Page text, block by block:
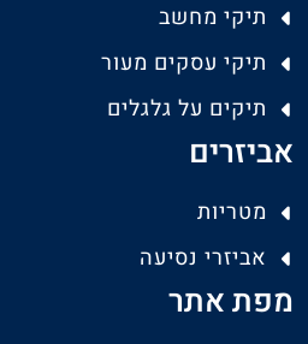
תיקי מחשב
תיקי עסקים מעור
תיקים על גלגלים
אביזרים
מטריות
אביזרי נסיעה
מפת אתר